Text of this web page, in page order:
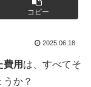
コピー
2025.06.18
費用 は、すべてそ
か？